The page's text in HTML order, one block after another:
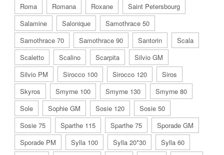
Roma
Romana Roxane
Saint Petersbourg
Salamine
Salonique
Samothrace 50
Samothrace 70
Samothrace 90 Santorin
Scala
Scaletto
Scalino Scarpita
Silvio GM
Silvio PM
Sirocco 100 Sirocco 120
Siros
Skyros
Smyrne 100 Smyrne 130
Smyrne 80
Sole
Sophie GM Sosie 120
Sosie 50
Sosie 75
Sparthe 115 Sparthe 75
Sporade GM
Sporade PM
Sylla 100 Sylla 20*30
Sylla 60